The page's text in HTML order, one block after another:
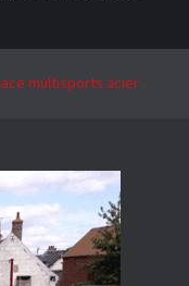
multisports acier